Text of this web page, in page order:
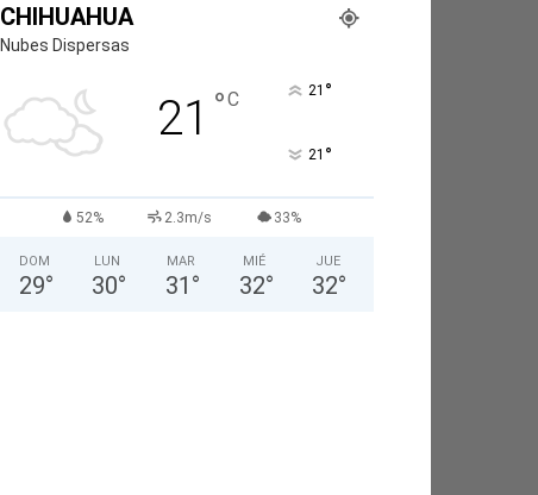
CHIHUAHUA
Nubes Dispersas
21 °C 21 °
21 °
52% 2.3m/s 33%
DOM
29°
LUN
30°
MAR
31 °
MIÉ
32°
JUE
32°